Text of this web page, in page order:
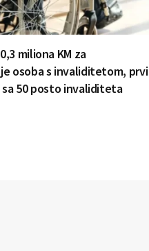
miliona KM za
osoba s invaliditetom, prvi
sa 50 posto invaliditeta